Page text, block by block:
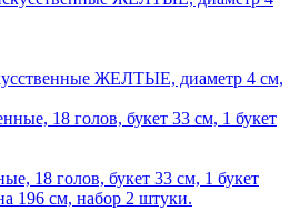
ЖЕЛТЫЕ, диаметр 4 см,
18 голов, букет 33 см, 1 букет